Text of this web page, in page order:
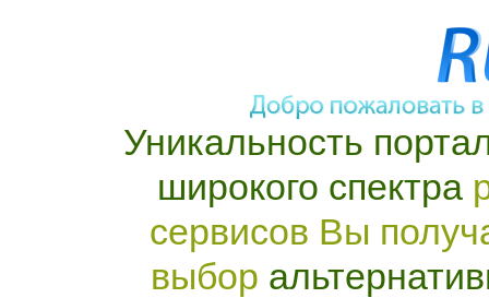
Уникальность
широкого спектра
сервисов Вы
выбор